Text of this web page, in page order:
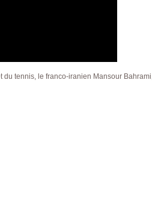
tennis, le franco-iranien Mansour